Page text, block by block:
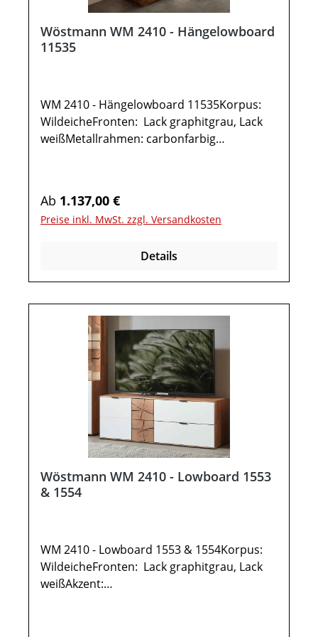
Wöstmann WM 2410 - Hängelowboard
11535
WM 2410 - Hängelowboard 11535Korpus:
WildeicheFronten: Lack graphitgrau, Lack
weißMetallrahmen: carbonfarbig
AufstellerKabelausfräsungUnterboden-
Beleuchtung inkl. Funkdimmer Möbel ist
erforderlich sein).Farben können auf
enthalten. Abbildung kann abweichen.
Regulärer Preis:
Ab 1.137,00 €
Preise inkl. MwSt. zzgl. Versandkosten
Details
Wöstmann WM 2410 - Lowboard 1553
& 1554
WM 2410 - Lowboard 1553 & 1554Korpus:
WildeicheFronten: Lack graphitgrau, Lack
weißAkzent: